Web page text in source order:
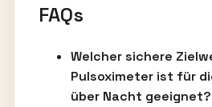
FAQs
Welcher sichere
Pulsoximeter ist für
über Nacht geeignet?